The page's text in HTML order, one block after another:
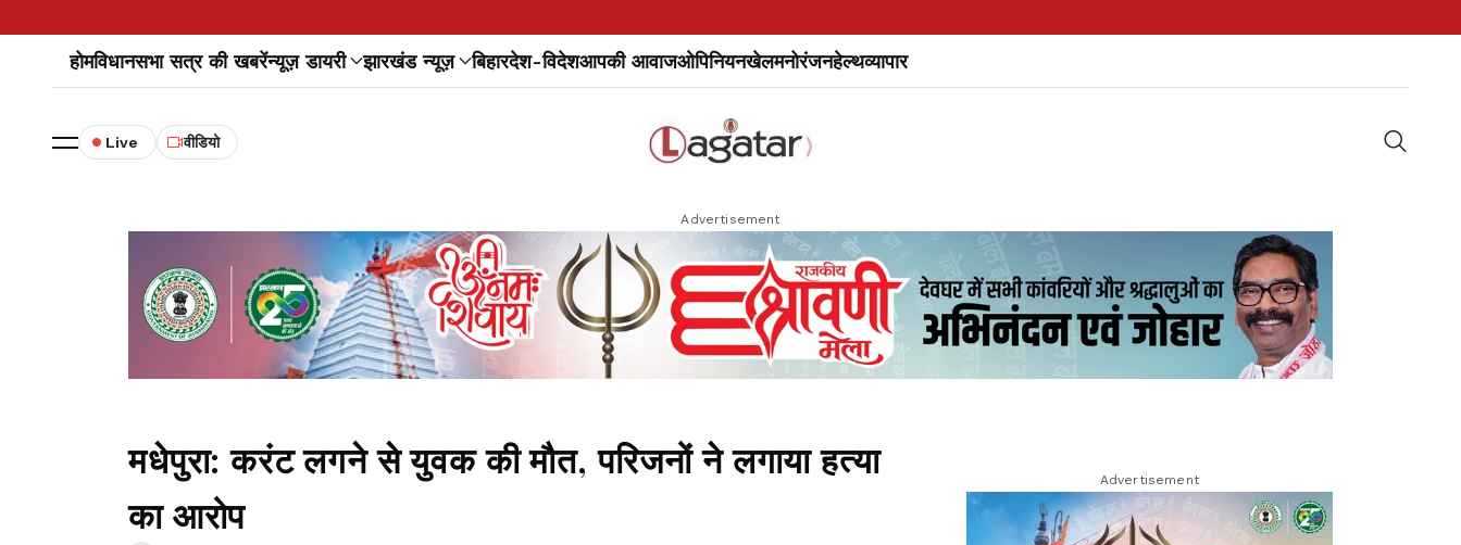
होमविधानसभा सत्र की खबरेंन्यूज़ डायरी झारखंड न्यूज़ बिहारदेश-विदेशआपकी आवाजओपिनियनखेलमनोरंजनहेल्थव्यापार
Live वीडियो
Advertisement
मधेपुरा: करंट लगने से युवक की मौत, परिजनों ने लगाया हत्या
का आरोप
Advertisement